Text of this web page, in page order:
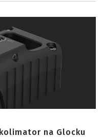
na Glocku